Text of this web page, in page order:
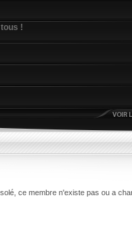
!
ce membre n'existe pas ou a